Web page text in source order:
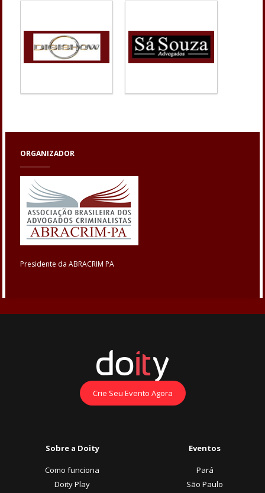
ORGANIZADOR
Presidente da ABRACRIM PA
Crie Seu Evento Agora
Sobre a Doity
Como funciona
Doity Play
Eventos
Pará
São Paulo